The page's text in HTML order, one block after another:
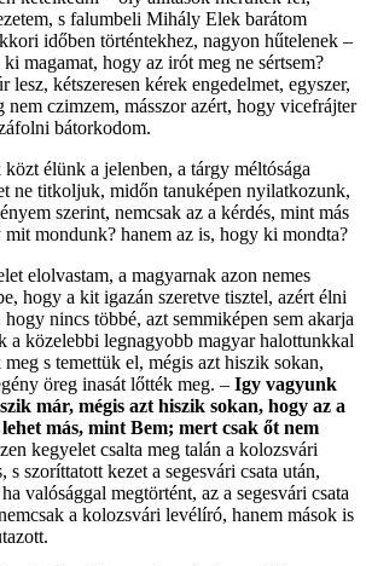
s falumbeli Mihály Elek barátom
időben történtekhez, nagyon hűtelenek –
magamat, hogy az irót meg ne sértsem?
kétszeresen kérek engedelmet, egyszer,
czimzem, másszor azért, hogy vicefrájter
bátorkodom.
élünk a jelenben, a tárgy méltósága
ne titkoljuk, midőn tanuképen nyilatkozunk,
szerint, nemcsak az a kérdés, mint más
mondunk? hanem az is, hogy ki mondta?
elolvastam, a magyarnak azon nemes
hogy a kit igazán szeretve tisztel, azért élni
nincs többé, azt semmiképen sem akarja
a közelebbi legnagyobb magyar halottunkkal
s temettük el, mégis azt hiszik sokan,
öreg inasát lőtték meg. – Igy vagyunk
már, mégis azt hiszik sokan, hogy az a
más, mint Bem; mert csak őt nem
kegyelet csalta meg talán a kolozsvári
s szoríttatott kezet a segesvári csata után,
valósággal megtörtént, az a segesvári csata
a kolozsvári levélíró, hanem mások is